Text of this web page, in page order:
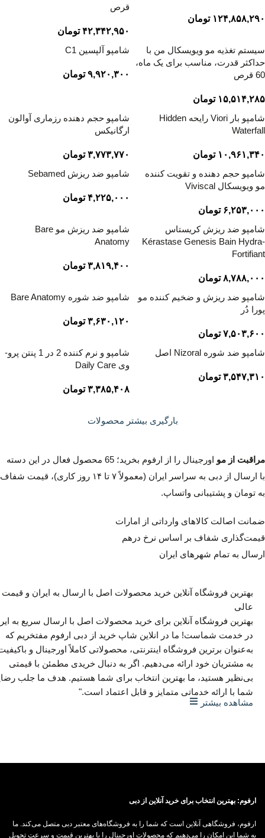
۱۲۴,۸۵۸,۲۹۰ تومان
قرص
۴۲,۳۴۲,۹۵۰ تومان
سیستم تغذیه مو ویویسکال من با
حداکثر قدرت، مناسب برای یک ماه،
60 قرص
۱۵,۵۱۴,۲۸۵ تومان
شامپو آلپسین C1
۹,۹۲۰,۳۰۰ تومان
شامپو بار Viori رایحه Hidden
Waterfall
۱۰,۹۶۱,۳۴۰ تومان
شامپو حجم دهنده رزماری آوالون
ارگانیکس
۳,۷۷۳,۷۷۰ تومان
شامپو حجم دهنده و تقویت کننده
مو ویویسکال Viviscal
۶,۲۵۳,۰۰۰ تومان
شامپو ضد ریزش Sebamed
۴,۲۲۵,۰۰۰ تومان
شامپو ضد ریزش کریستاس
Kérastase Genesis Bain Hydra-
Fortifiant
۸,۷۸۸,۰۰۰ تومان
شامپو ضد ریزش مو Bare
Anatomy
۳,۸۱۹,۴۰۰ تومان
شامپو ضد ریزش و ضخیم کننده مو
پورا دُر
۷,۵۰۳,۶۰۰ تومان
شامپو ضد شوره Bare Anatomy
۳,۶۳۰,۱۲۰ تومان
شامپو ضد شوره Nizoral اصل
۳,۵۴۷,۳۱۰ تومان
شامپو و نرم کننده 2 در 1 پنتن پرو-
وی Daily Care
۳,۳۸۵,۴۰۸ تومان
بارگیری بیشتر محصولات
مراقبت از مو
اورجینال را از ارفوم بخرید؛ 65 محصول فعال در این دسته
با ارسال از دبی به سراسر ایران (معمولاً ۷ تا ۱۴ روز کاری)، قیمت شفاف
به تومان و پشتیبانی واتساپ.
ضمانت اصالت کالاهای وارداتی از امارات
قیمت‌گذاری شفاف بر اساس نرخ درهم
ارسال به تمام شهرهای ایران
بهترین فروشگاه آنلاین خرید محصولات اصل با ارسال به ایران و قیمت
عالی
بهترین فروشگاه آنلاین برای خرید محصولات اصل با ارسال سریع به
در خدمت شماست! ما در انلاین شاپ خرید از دبی ارفوم مفتخریم که
به‌عنوان برترین فروشگاه اینترنتی، محصولاتی کاملاً اورجینال و
به مشتریان خود ارائه می‌دهیم. اگر به دنبال خریدی مطمئن با قیمتی
بی‌نظیر هستید، ما بهترین انتخاب برای شما هستیم. هدف ما جلب
شما با ارائه خدماتی متمایز و قابل اعتماد است."
در اختیار شما قرار می‌دهیم تا تجربه‌ای بی‌دردسر از خرید آنلاین داشته
مشاهده بیشتر
ارفوم: بهترین انتخاب برای خرید آنلاین از دبی
ارفوم، فروشگاهی آنلاین است که شما را به فروشگاه‌های معتبر دبی متصل می‌کند. ما
به شما این امکان را می‌دهیم که محصولات اورجینال را با بهترین قیمت و سرعت تحویل